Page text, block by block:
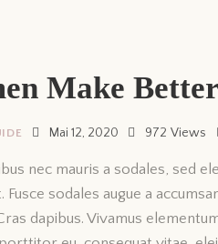
Make
Mai 12, 2020 972 Views
nec mauris a sodales, sed
Fusce sodales augue a
dapibus. Vivamus